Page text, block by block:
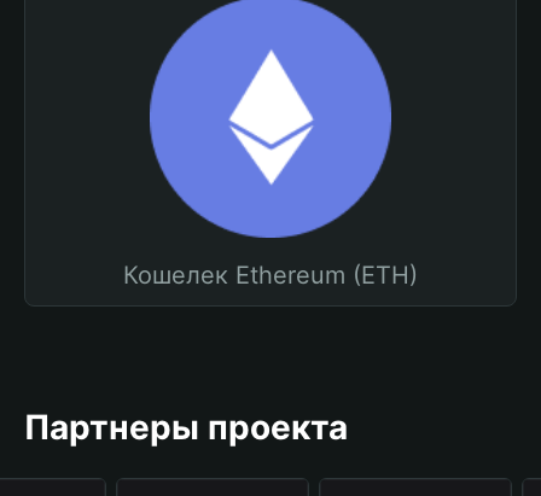
Кошелек Ethereum (ETH)
Партнеры проекта